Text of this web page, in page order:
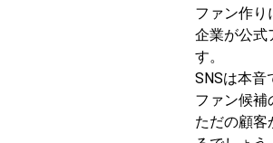
ファン作り
企業が公式
す。
SNSは本音
ファン候補
ただの顧客